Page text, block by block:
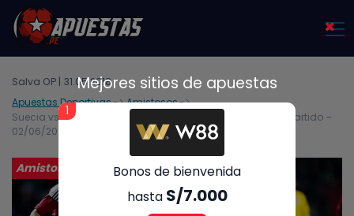
Salva OP | 31.05.2018
Apuestas Deportivas
Amistosos
Suecia vs Dinamarca – Análisis, cuotas y resultados del partido –
02/06/2018
Amistosos
×
Mejores sitios de apuestas
1
Bonos de bienvenida
hastaS/7.000